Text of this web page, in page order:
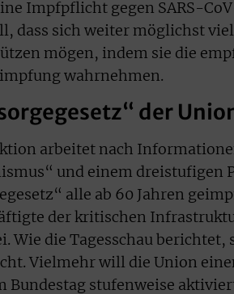
Impfpflicht gegen SARS-
dass sich weiter möglichst
mögen, indem sie die
wahrnehmen.
der
arbeitet nach
und einem dreistufigen
alle ab 60 Jahren
der kritischen
Wie die Tagesschau
Vielmehr will die Union
Bundestag stufenweise